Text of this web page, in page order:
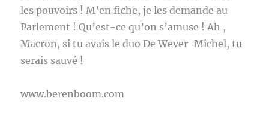
les pouvoirs ! M’en fiche, je les demande au
Parlement ! Qu’est-ce qu’on s’amuse ! Ah ,
Macron, si tu avais le duo De Wever-Michel, tu
serais sauvé !
www.berenboom.com